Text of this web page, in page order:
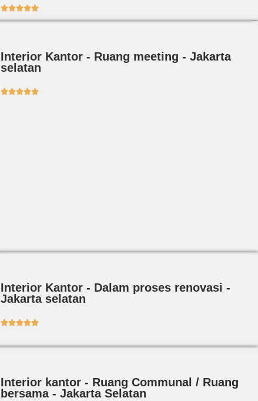

Interior Kantor - Ruang meeting - Jakarta
selatan

Interior Kantor - Dalam proses renovasi -
Jakarta selatan

Interior kantor - Ruang Communal / Ruang
bersama - Jakarta Selatan